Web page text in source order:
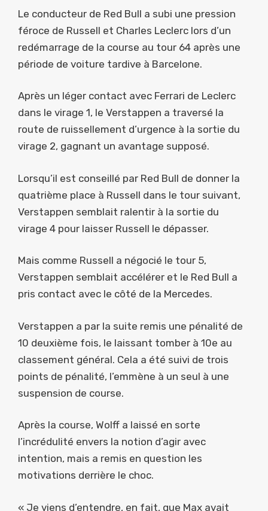
Le conducteur de Red Bull a subi une pression
féroce de Russell et Charles Leclerc lors d’un
redémarrage de la course au tour 64 après une
période de voiture tardive à Barcelone.
Après un léger contact avec Ferrari de Leclerc
dans le virage 1, le Verstappen a traversé la
route de ruissellement d’urgence à la sortie du
virage 2, gagnant un avantage supposé.
Lorsqu’il est conseillé par Red Bull de donner la
quatrième place à Russell dans le tour suivant,
Verstappen semblait ralentir à la sortie du
virage 4 pour laisser Russell le dépasser.
Mais comme Russell a négocié le tour 5,
Verstappen semblait accélérer et le Red Bull a
pris contact avec le côté de la Mercedes.
Verstappen a par la suite remis une pénalité de
10 deuxième fois, le laissant tomber à 10e au
classement général. Cela a été suivi de trois
points de pénalité, l’emmène à un seul à une
suspension de course.
Après la course, Wolff a laissé en sorte
l’incrédulité envers la notion d’agir avec
intention, mais a remis en question les
motivations derrière le choc.
« Je viens d’entendre, en fait, que Max avait